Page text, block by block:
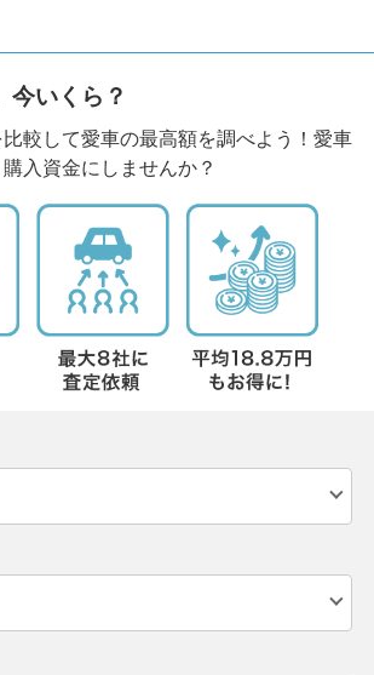
今いくら？
較して愛車の最高額を調べよう！愛車
入資金にしませんか？